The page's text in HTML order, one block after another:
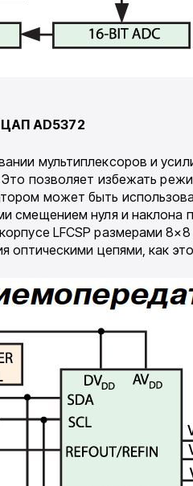
ЦАПAD5372
мультиплексоров и
позволяет избежать
может быть
смещением нуля и
LFCSP размерами
оптическими цепями, как